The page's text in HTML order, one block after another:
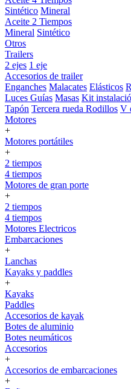
Sintético Mineral
Aceite 2 Tiempos
Mineral Sintético
Otros
Trailers
2 ejes 1 eje
Accesorios de trailer
Enganches Malacates Elásticos
Luces Guías Masas Kit
Tapón Tercera rueda Rodillos V
Motores
+
Motores portátiles
+
2 tiempos
4 tiempos
Motores de gran porte
+
2 tiempos
4 tiempos
Motores Electricos
Embarcaciones
+
Lanchas
Kayaks y paddles
+
Kayaks
Paddles
Accesorios de kayak
Botes de aluminio
Botes neumáticos
Accesorios
+
Accesorios de embarcaciones
+